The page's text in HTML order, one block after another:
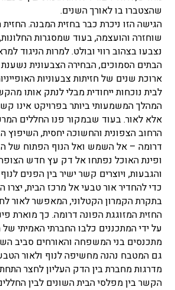
שהצטברו בו לאורך השנים.
הגישה הזו ניכרת כבר בחזית המבנה. החזית
שוחזרה והועצמה, בעוד שמסגרות
נצבעו בצהוב רווי ובולט. למרות הניגוד
הבתים הסמוכים, הבחירה הצבעונית
ארוכת שנים של חזיתות צבעוניות
לבית נוכחות ייחודית מבלי לנתק אותו
המהלך המשמעותי ביותר בפרויקט אינו
אלא לאור. בעוד שבמקור פנו החללים
הרחוב הצפונית והחשוכה יחסית, השיפוץ
דרומה – אל השמש ואל הנוף הפתוח של
ופינת האוכל נפתחו אל דק עץ חדש
והגבעות, ויוצרים קשר ישיר בין הפנים
כדי להחדיר אור טבעי אל מרכז הבית, יצרו
בתקרת הקמרון הקטלוני, המאפשר לאור
החזית המזוגגת הפונה דרומה. כך מוארת
על ידי המתכננים כלבו החברתי האמיתי
מתכנסים בני המשפחה והאורחים סביב
גם המטבח נהנה מחשיפה לנוף ולאור
מדרגות מחברת בין הדק העליון לחצר
הקשר בין מפלסי הבית השונים לבין